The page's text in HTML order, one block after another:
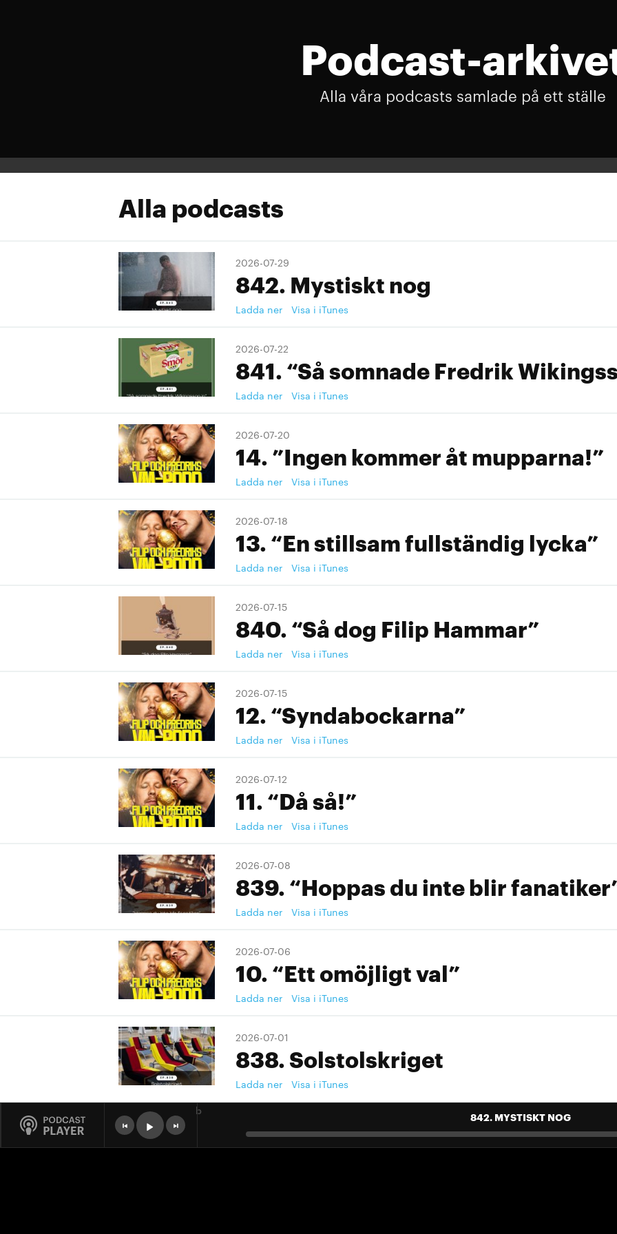
Podcast-
Alla våra podcasts samlade på ett ställe
Alla podcasts
2026-07-29
842. Mystiskt nog
Ladda ner Visa i iTunes
2026-07-22
841. “Så somnade Fredrik
Ladda ner Visa i iTunes
2026-07-20
14. ”Ingen kommer åt mupparna!”
Ladda ner Visa i iTunes
2026-07-18
13. “En stillsam fullständig lycka”
Ladda ner Visa i iTunes
2026-07-15
840. “Så dog Filip Hammar”
Ladda ner Visa i iTunes
2026-07-15
12. “Syndabockarna”
Ladda ner Visa i iTunes
2026-07-12
11. “Då så!”
Ladda ner Visa i iTunes
2026-07-08
839. “Hoppas du inte blir
Ladda ner Visa i iTunes
2026-07-06
10. “Ett omöjligt val”
Ladda ner Visa i iTunes
2026-07-01
838. Solstolskriget
Ladda ner Visa i iTunes
9. "Ett landslag att älska"
842. MYSTISKT NOG
b